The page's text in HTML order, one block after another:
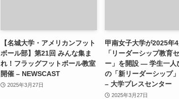
【名城大学・アメリカンフット
ボール部】第21回 みんな集ま
れ！フラッグフットボール教室
開催 – NEWSCAST
2025年3月27日
甲南女子大学が2025年
「リーダーシップ教育
ー」を開設 ― 学生一人
の「新リーダーシップ
– 大学プレスセンター
2025年3月27日